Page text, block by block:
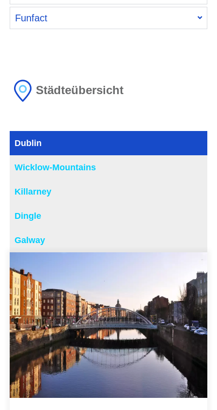
Funfact
Städteübersicht
Dublin
Wicklow-Mountains
Killarney
Dingle
Galway